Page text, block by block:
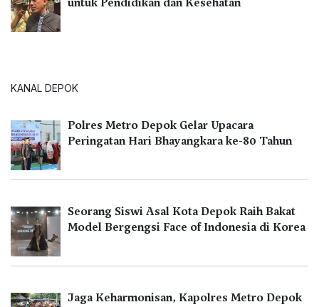
KANAL DEPOK
Polres Metro Depok Gelar Upacara
Peringatan Hari Bhayangkara ke-80 Tahun
Seorang Siswi Asal Kota Depok Raih Bakat
Model Bergengsi Face of Indonesia di Korea
Jaga Keharmonisan, Kapolres Metro Depok